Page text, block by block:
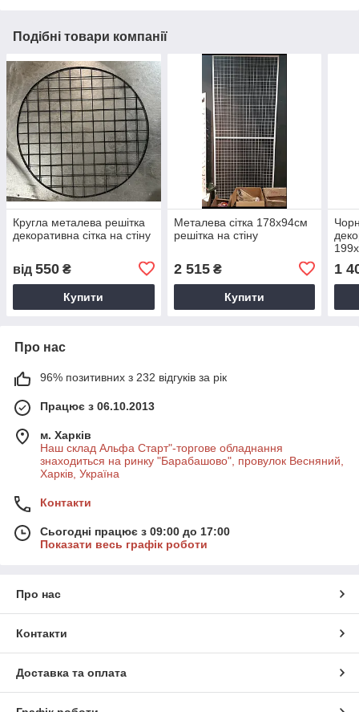
Подібні товари компанії
Кругла металева решітка
декоративна сітка на стіну
від 550 ₴
Купити
Металева сітка 178х94см
решітка на стіну
2 515₴
Купити
1
Про нас
96% позитивних з 232 відгуків за рік
Працює з 06.10.2013
м. Харків
Наш склад Альфа Старт"-торгове обладнання
знаходиться на ринку "Барабашово", провулок Весняний,
Харків, Україна
Контакти
Сьогодні працює з 09:00 до 17:00
Показати весь графік роботи
Про нас
Контакти
Доставка та оплата